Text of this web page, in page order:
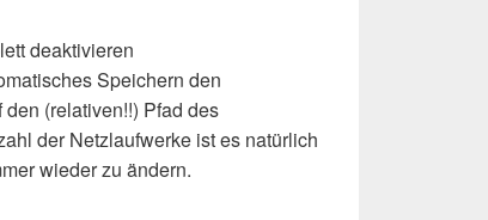
deaktivieren
Speichern den
(relativen!!) Pfad des
der Netzlaufwerke ist es natürlich
wieder zu ändern.